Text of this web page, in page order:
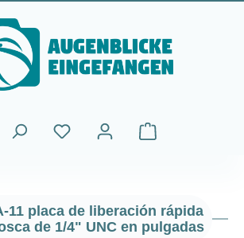
El carrito de
11 placa de liberación rápida
de 1/4" UNC en pulgadas